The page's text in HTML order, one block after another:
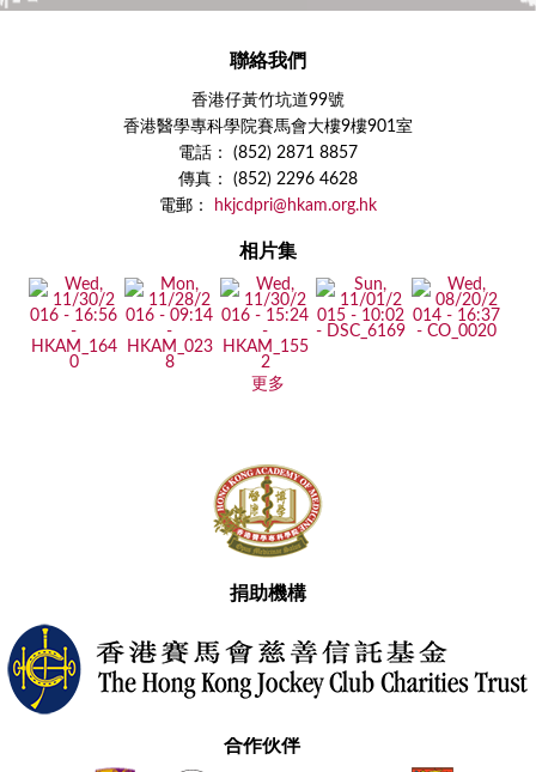
聯絡我們
香港仔黃竹坑道99號
香港醫學專科學院賽馬會大樓9樓901室
電話： (852) 2871 8857
傳真： (852) 2296 4628
電郵：
hkjcdpri@hkam.org.hk
相片集
更多
捐助機構
合作伙伴